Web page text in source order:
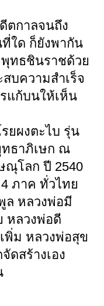
ตกาลจนถึง
ใด ก็ยังพากัน
ทธชินราชด้วย
บความสำเร็จ
แก้บนให้เห็น
ยผงตะไบ รุ่น
ธาภิเษก ณ
ณุโลก ปี 2540
ภาค ทั่วไทย
ล หลวงพ่อมี
หลวงพ่อดี
พิ่ม หลวงพ่อสุข
ดสร้างเอง